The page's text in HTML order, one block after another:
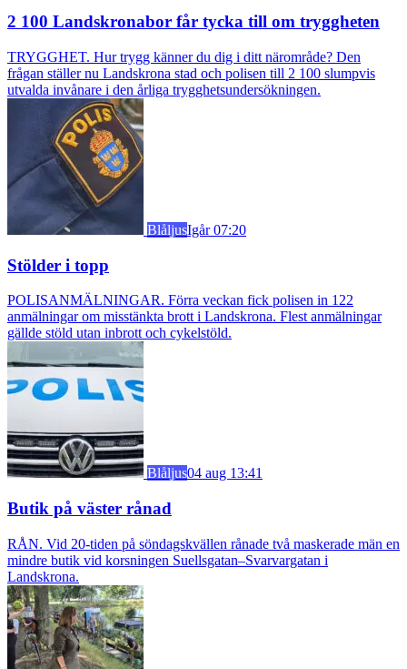
2 100 Landskronabor får tycka till om tryggheten
TRYGGHET. Hur trygg känner du dig i ditt närområde? Den
frågan ställer nu Landskrona stad och polisen till 2 100 slumpvis
utvalda invånare i den årliga trygghetsundersökningen.
BlåljusIgår 07:20
Stölder i topp
POLISANMÄLNINGAR. Förra veckan fick polisen in 122
anmälningar om misstänkta brott i Landskrona. Flest anmälningar
gällde stöld utan inbrott och cykelstöld.
Blåljus04 aug 13:41
Butik på väster rånad
RÅN. Vid 20-tiden på söndagskvällen rånade två maskerade män en
mindre butik vid korsningen Suellsgatan–Svarvargatan i
Landskrona.